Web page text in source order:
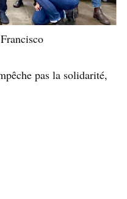
pas la solidarité,